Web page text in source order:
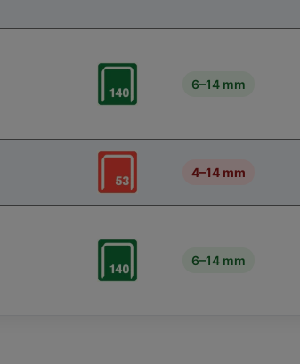
6–14 mm
4–14 mm
6–14 mm